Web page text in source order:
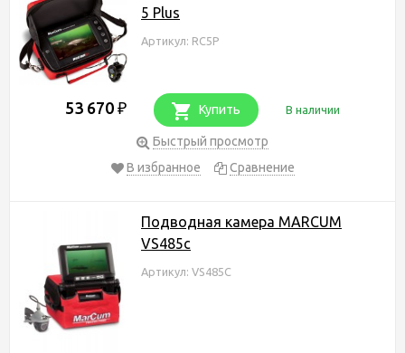
5 Plus
Артикул: RC5P
53 670 ₽ Купить В наличии
Быстрый просмотр
В избранное
Сравнение
Подводная камера MARCUM
VS485c
Артикул: VS485C